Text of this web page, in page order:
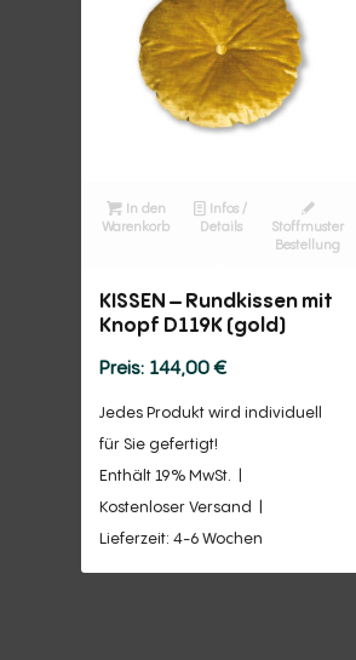
In den
Warenkorb
Infos /
Details
Stoffmuster
Bestellung
KISSEN – Rundkissen mit
Knopf D119K (gold)
144,00€
Jedes Produkt wird individuell
für Sie gefertigt!
Enthält 19% MwSt.
Kostenloser Versand
Lieferzeit: 4-6 Wochen